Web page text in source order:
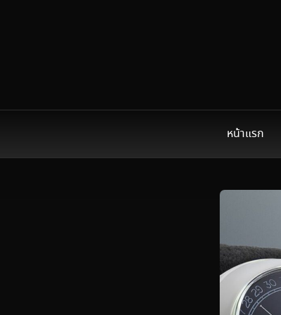
หน้าแรก